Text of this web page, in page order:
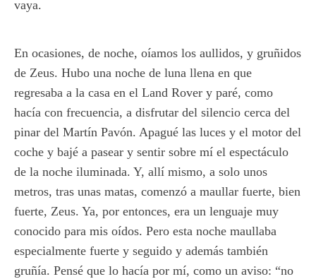
vaya.
En ocasiones, de noche, oíamos los aullidos, y gruñidos
de Zeus. Hubo una noche de luna llena en que
regresaba a la casa en el Land Rover y paré, como
hacía con frecuencia, a disfrutar del silencio cerca del
pinar del Martín Pavón. Apagué las luces y el motor del
coche y bajé a pasear y sentir sobre mí el espectáculo
de la noche iluminada. Y, allí mismo, a solo unos
metros, tras unas matas, comenzó a maullar fuerte, bien
fuerte, Zeus. Ya, por entonces, era un lenguaje muy
conocido para mis oídos. Pero esta noche maullaba
especialmente fuerte y seguido y además también
gruñía. Pensé que lo hacía por mí, como un aviso: “no